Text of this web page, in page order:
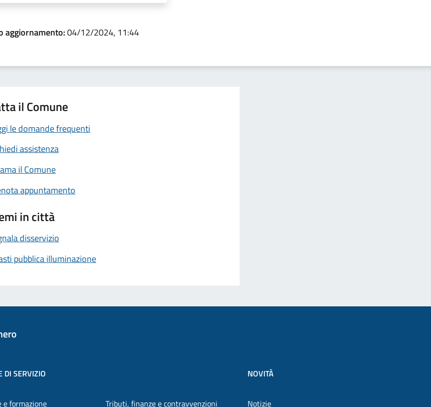
aggiornamento:04/12/2024, 11:44
il Comune
le domande frequenti
assistenza
il Comune
appuntamento
in città
disservizio
pubblica illuminazione
DI SERVIZIO
e formazione Tributi, finanze e contravvenzioni
NOVITÀ
Notizie